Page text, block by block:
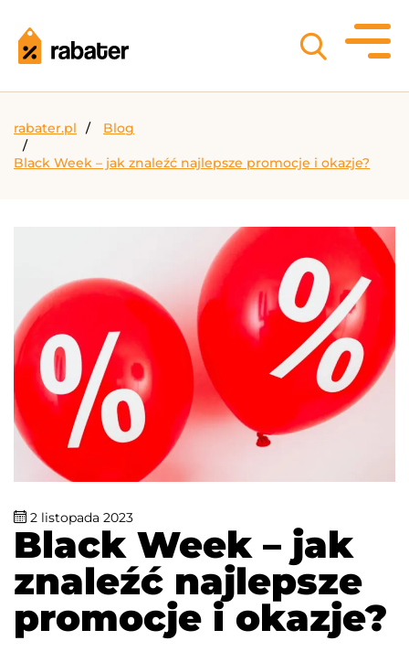
rabater.pl Blog
Black Week – jak znaleźć najlepsze promocje i okazje?
2 listopada 2023
Black Week – jak
znaleźć najlepsze
promocje i okazje?